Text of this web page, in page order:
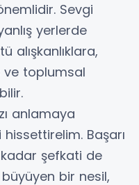
Sevgi
yerlerde
alışkanlıklara,
ve toplumsal
anlamaya
hissettirelim. Başarı
şefkati de
bir nesil,